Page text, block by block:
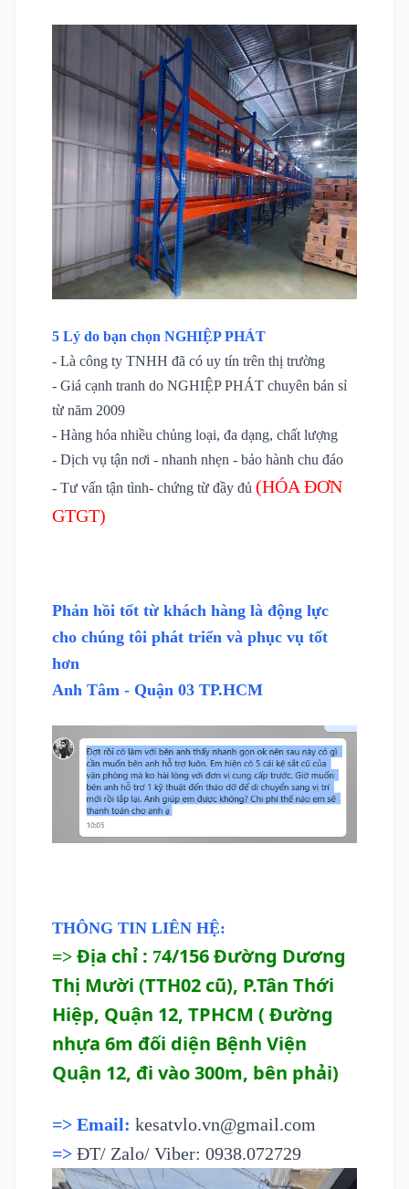
5 Lý do bạn chọn NGHIỆP PHÁT
- Là công ty TNHH đã có uy tín trên thị trường
- Giá cạnh tranh do NGHIỆP PHÁT chuyên bán sỉ
từ năm 2009
- Hàng hóa nhiều chủng loại, đa dạng, chất lượng
- Dịch vụ tận nơi - nhanh nhẹn - bảo hành chu đáo
- Tư vấn tận tình- chứng từ đầy đủ (HÓA ĐƠN
GTGT)
Phản hồi tốt từ khách hàng là động lực
cho chúng tôi phát triển và phục vụ tốt
hơn
Anh Tâm - Quận 03 TP.HCM
THÔNG TIN LIÊN HỆ:
=> Địa chỉ : 74/156 Đường Dương
Thị Mười (TTH02 cũ), P.Tân Thới
Hiệp, Quận 12, TPHCM ( Đường
nhựa 6m đối diện Bệnh Viện
Quận 12, đi vào 300m, bên phải)
=> Email: kesatvlo.vn@gmail.com
​=> ĐT/ Zalo/ Viber: 0938.072729